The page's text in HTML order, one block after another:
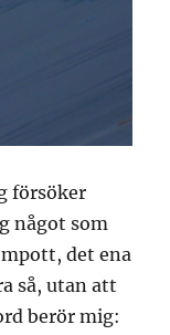
försöker
något som
det ena
så, utan att
berör mig: